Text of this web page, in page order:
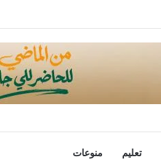
تعليم منوعات